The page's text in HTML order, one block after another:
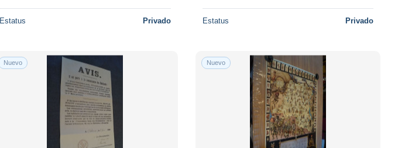
Estatus Privado Estatus Privado
Nuevo Nuevo